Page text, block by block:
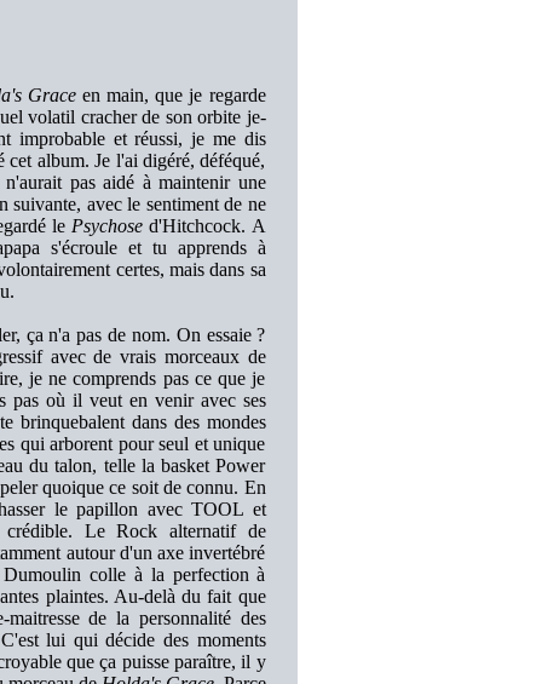
Graceen main, que je regarde
volatil cracher de son orbite je-
improbable et réussi, je me dis
album. Je l'ai digéré, déféqué,
pas aidé à maintenir une
suivante, avec le sentiment de ne
le Psychose d'Hitchcock. A
s'écroule et tu apprends à
certes, mais dans sa
ça n'a pas de nom. On essaie ?
avec de vrais morceaux de
je ne comprends pas ce que je
pas où il veut en venir avec ses
brinquebalent dans des mondes
qui arborent pour seul et unique
du talon, telle la basket Power
quoique ce soit de connu. En
le papillon avec TOOL et
Le Rock alternatif de
autour d'un axe invertébré
colle à la perfection à
plaintes. Au-delà du fait que
de la personnalité des
lui qui décide des moments
que ça puisse paraître, il y